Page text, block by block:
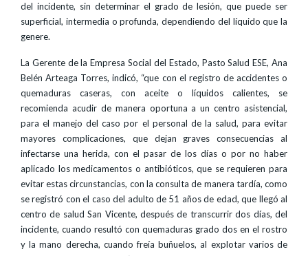
del incidente, sin determinar el grado de lesión, que puede ser
superficial, intermedia o profunda, dependiendo del líquido que la
genere.
La Gerente de la Empresa Social del Estado, Pasto Salud ESE, Ana
Belén Arteaga Torres, indicó, “que con el registro de accidentes o
quemaduras caseras, con aceite o líquidos calientes, se
recomienda acudir de manera oportuna a un centro asistencial,
para el manejo del caso por el personal de la salud, para evitar
mayores complicaciones, que dejan graves consecuencias al
infectarse una herida, con el pasar de los días o por no haber
aplicado los medicamentos o antibióticos, que se requieren para
evitar estas circunstancias, con la consulta de manera tardía, como
se registró con el caso del adulto de 51 años de edad, que llegó al
centro de salud San Vicente, después de transcurrir dos días, del
incidente, cuando resultó con quemaduras grado dos en el rostro
y la mano derecha, cuando freía buñuelos, al explotar varios de